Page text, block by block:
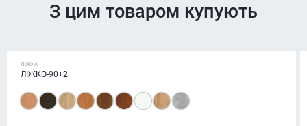
З цим товаром купують
ЛІЖКА
ЛІЖКО-90+2